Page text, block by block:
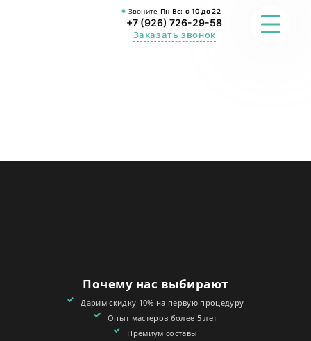
Звоните Пн-Вс:с 10 до 22
+7 (926) 726-29-58
Заказать звонок
КОНТАКТЫПочему нас выбирают
Дарим скидку 10% на первую процедуру
Опыт мастеров более 5 лет
Премиум составы